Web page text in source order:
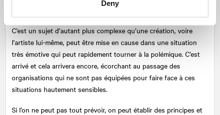
Deny
C’est un sujet d’autant plus complexe qu’une création, voire
l’artiste lui-même, peut être mise en cause dans une situation
très émotive qui peut rapidement tourner à la polémique. C’est
arrivé et cela arrivera encore, écorchant au passage des
organisations qui ne sont pas équipées pour faire face à ces
situations hautement sensibles.
Si l’on ne peut pas tout prévoir, on peut établir des principes et